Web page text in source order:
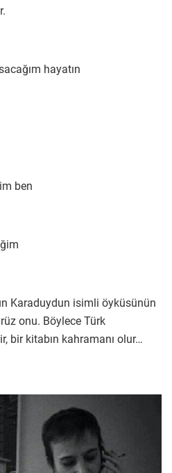
hayatın
ben
Karaduydun isimli öyküsünün
onu. Böylece Türk
bir kitabın kahramanı olur…